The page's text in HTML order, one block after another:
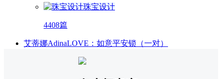
珠宝设计
4408篇
艾蒂娜AdinaLOVE：如意平安锁（一对）